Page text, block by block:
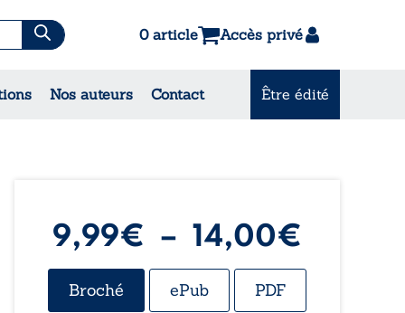
0 article Accès privé
Nos auteurs Contact Être édité
& Contes
9,99€ – 14,00€
de
Broché ePub PDF